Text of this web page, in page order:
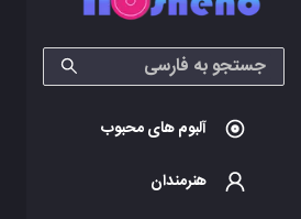
آلبوم های محبوب
هنرمندان